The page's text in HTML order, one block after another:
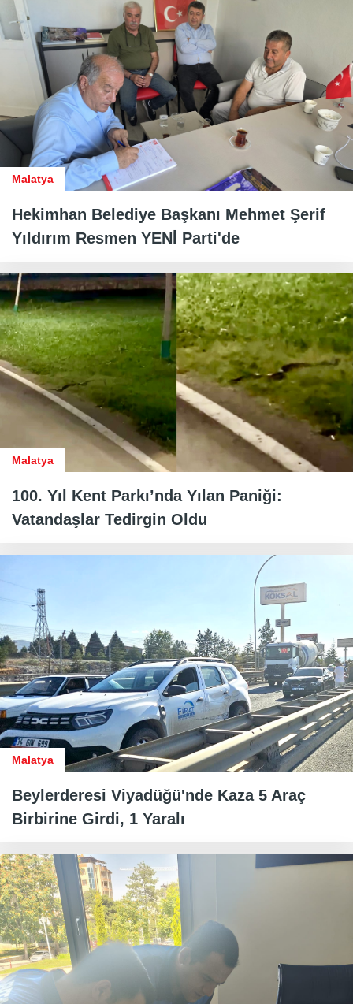
Malatya
Hekimhan Belediye Başkanı Mehmet Şerif
Yıldırım Resmen YENİ Parti'de
Malatya
100. Yıl Kent Parkı’nda Yılan Paniği:
Vatandaşlar Tedirgin Oldu
Malatya
Beylerderesi Viyadüğü'nde Kaza 5 Araç
Birbirine Girdi, 1 Yaralı